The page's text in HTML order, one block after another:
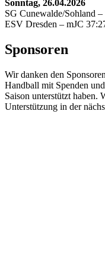
Sonntag, 26.04.2026
SG Cunewalde/Sohland
ESV Dresden – mJC
Sponsoren
Wir danken den
Handball mit Spenden
Saison unterstützt haben.
Unterstützung in der